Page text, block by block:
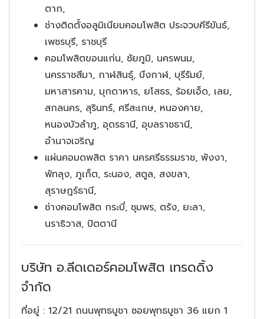
ตาก,
ช่างติดตั้งอลูมิเนียมคอมโพสิต ประจวบคีรีขันธ์,
เพชรบุรี, ราชบุรี
คอมโพสิตขอนแก่น, ชัยภูมิ, นครพนม,
นครราชสีมา, กาฬสินธุ์, บึงกาฬ, บุรีรัมย์,
มหาสารคาม, มุกดาหาร, ยโสธร, ร้อยเอ็ด, เลย,
สกลนคร, สุรินทร์, ศรีสะเกษ, หนองคาย,
หนองบัวลำภู, อุดรธานี, อุบลราชธานี,
อำนาจเจริญ
แผ่นคอมดพสิต ราคา นครศรีธรรมราช, พังงา,
พัทลุง, ภูเก็ต, ระนอง, สตูล, สงขลา,
สุราษฎร์ธานี,
ช่างคอมโพสิต กระบี่, ชุมพร, ตรัง, ยะลา,
นราธิวาส, ปัตตานี
บริษัท อ.ลีดเดอร์คอมโพสิต เทรดดิ้ง
จำกัด
ที่อยู่ : 12/21 ถนนพุทธบูชา ซอยพุทธบูชา 36 แยก 1